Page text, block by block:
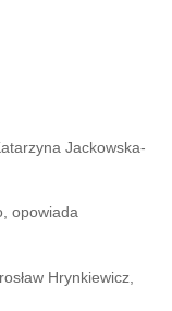
Jackowska-
opowiada
Hrynkiewicz,